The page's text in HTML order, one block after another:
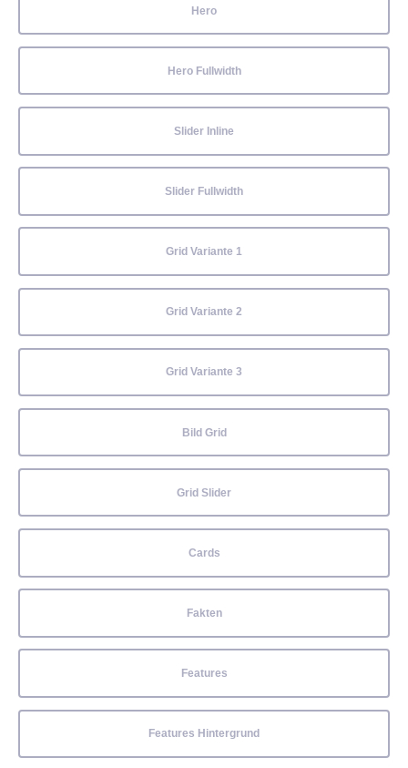
Hero
Hero Fullwidth
Slider Inline
Slider Fullwidth
Grid Variante 1
Grid Variante 2
Grid Variante 3
Bild Grid
Grid Slider
Cards
Fakten
Features
Features Hintergrund